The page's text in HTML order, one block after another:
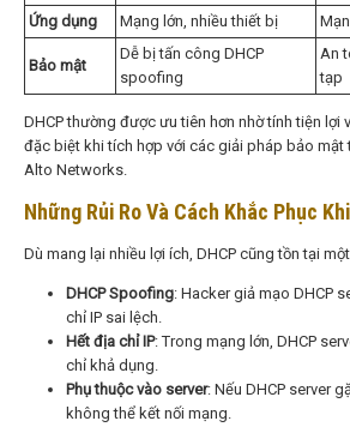
Ứng dụng
Mạng lớn, nhiều thiết bị
Bảo mật
Dễ bị tấn công DHCP
spoofing
An
tạp
DHCP thường được ưu tiên hơn nhờ tính tiện lợi
đặc biệt khi tích hợp với các giải pháp bảo mật
Alto Networks.
Những Rủi Ro Và Cách Khắc Phục
Dù mang lại nhiều lợi ích, DHCP cũng tồn tại
DHCP Spoofing: Hacker giả mạo DHCP
chỉ IP sai lệch.
Hết địa chỉ IP: Trong mạng lớn, DHCP
chỉ khả dụng.
Phụ thuộc vào server: Nếu DHCP server
không thể kết nối mạng.